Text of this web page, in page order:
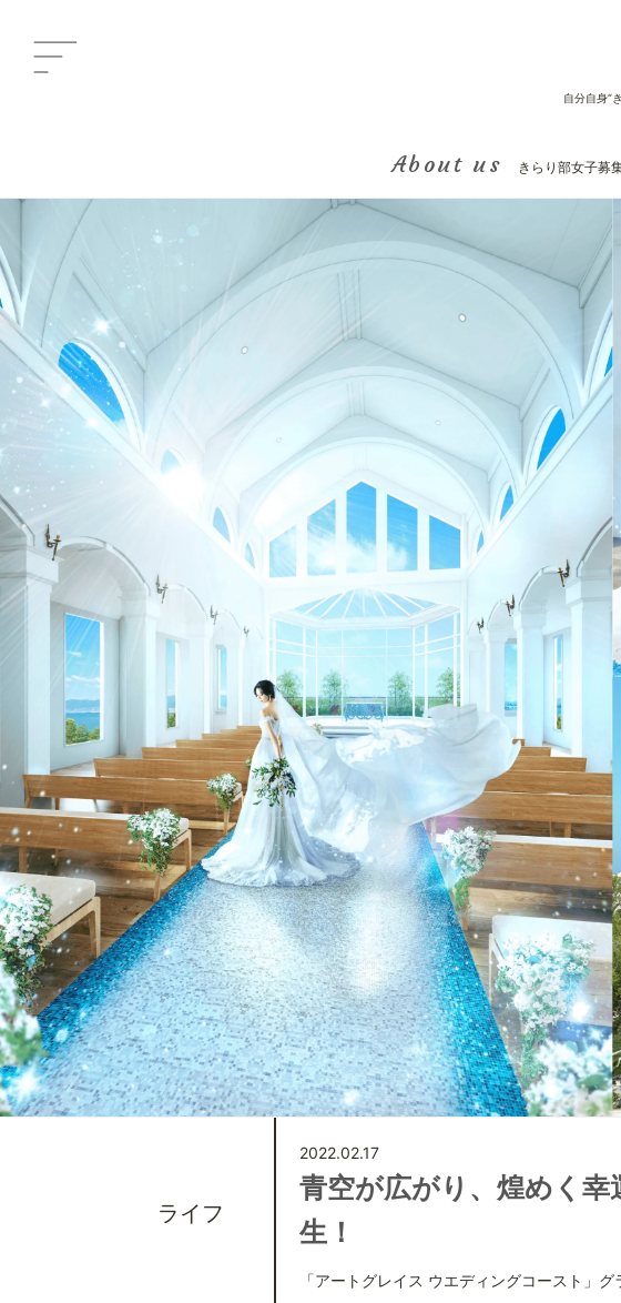
自分自身“
About us きらり部女子募
ライフ
2022.02.17
青空が広がり、煌めく
生！
「アートグレイス ウエディングコースト」
Category イベント
Category
Category ビューティ
Category エンタメ
Category ライフ
About us きらり部女子について
Kirari bu きらり部スペシャルメンバーについて